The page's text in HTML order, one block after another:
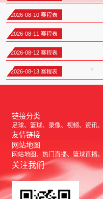
2026-08-10 赛程表
2026-08-11 赛程表
2026-08-12 赛程表
2026-08-13 赛程表
链接分类
足球 篮球 录像 视频 资讯
友情链接
网站地图
网站地图 热门直播 篮球直播
关注我们